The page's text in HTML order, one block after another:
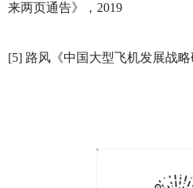
来两页通告》，2019
[5] 路风《中国大型飞机发展战